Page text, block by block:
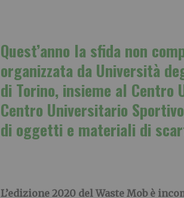
Quest’anno la sfida non
organizzata da Università
di Torino, insieme al Centro
Centro Universitario
di oggetti e materiali di
L’edizione 2020 del Waste Mob è